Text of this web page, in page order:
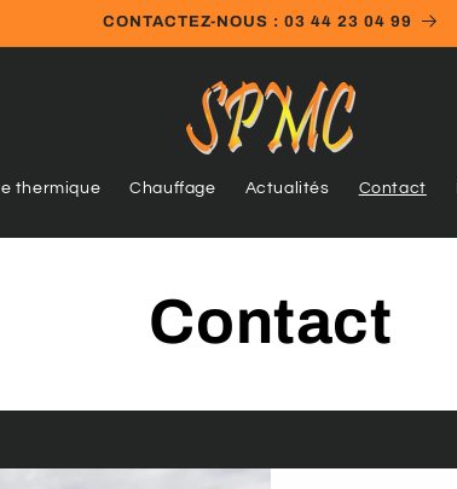
CONTACTEZ-NOUS : 03 44 23 04 99
thermique Chauffage Actualités Contact
Contact